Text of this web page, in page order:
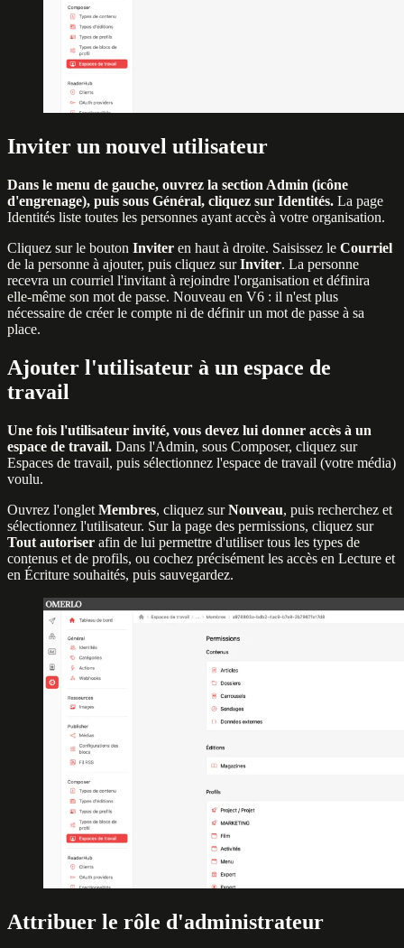
Inviter un nouvel utilisateur
Dans le menu de gauche, ouvrez la section Admin (icône
d'engrenage), puis sous Général, cliquez sur Identités. La page
Identités liste toutes les personnes ayant accès à votre organisation.
Cliquez sur le bouton Inviter en haut à droite. Saisissez le Courriel
de la personne à ajouter, puis cliquez surInviter. La personne
recevra un courriel l'invitant à rejoindre l'organisation et définira
elle-même son mot de passe. Nouveau en V6 : il n'est plus
nécessaire de créer le compte ni de définir un mot de passe à sa
place.
Ajouter l'utilisateur à un espace de
travail
Une fois l'utilisateur invité, vous devez lui donner accès à un
espace de travail. Dans l'Admin, sous Composer, cliquez sur
Espaces de travail, puis sélectionnez l'espace de travail (votre média)
voulu.
Ouvrez l'onglet Membres, cliquez surNouveau, puis recherchez et
sélectionnez l'utilisateur. Sur la page des permissions, cliquez sur
Tout autoriser afin de lui permettre d'utiliser tous les types de
contenus et de profils, ou cochez précisément les accès en Lecture et
en Écriture souhaités, puis sauvegardez.
Attribuer le rôle d'administrateur